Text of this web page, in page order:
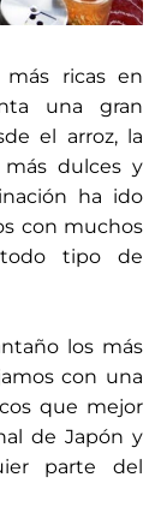
ricas en
una gran
el arroz, la
más dulces y
ha ido
con muchos
tipo de
los más
con una
que mejor
de Japón y
parte del